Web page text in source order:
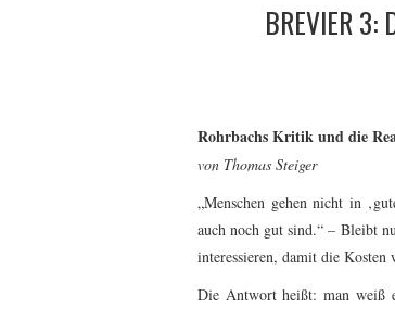
BREVIER 3:
Rohrbachs Kritik und die
von Thomas Steiger
„Menschen gehen nicht in
auch noch gut sind.“ – Bleibt
interessieren, damit die Kosten
Die Antwort heißt: man weiß